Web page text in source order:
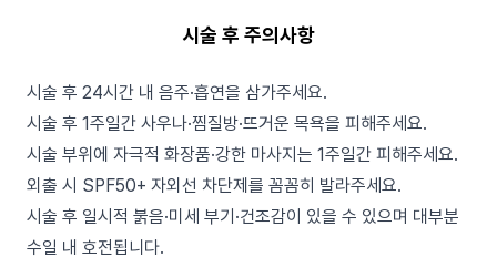
시술 후 주의사항
시술 후 24시간 내 음주·흡연을 삼가주세요.
시술 후 1주일간 사우나·찜질방·뜨거운 목욕을 피해주세요.
시술 부위에 자극적 화장품·강한 마사지는 1주일간 피해주세요.
외출 시 SPF50+ 자외선 차단제를 꼼꼼히 발라주세요.
시술 후 일시적 붉음·미세 부기·건조감이 있을 수 있으며 대부분
수일 내 호전됩니다.